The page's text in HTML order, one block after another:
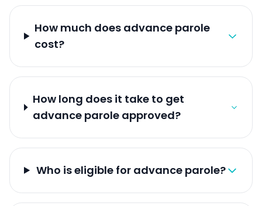
How much does advance parole
cost?
How long does it take to get
advance parole approved?
Who is eligible for advance parole?